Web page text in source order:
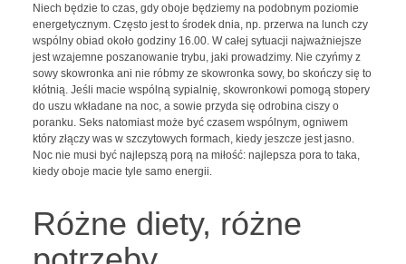
Niech będzie to czas, gdy oboje będziemy na podobnym poziomie
energetycznym. Często jest to środek dnia, np. przerwa na lunch czy
wspólny obiad około godziny 16.00. W całej sytuacji najważniejsze
jest wzajemne poszanowanie trybu, jaki prowadzimy. Nie czyńmy z
sowy skowronka ani nie róbmy ze skowronka sowy, bo skończy się to
kłótnią. Jeśli macie wspólną sypialnię, skowronkowi pomogą stopery
do uszu wkładane na noc, a sowie przyda się odrobina ciszy o
poranku. Seks natomiast może być czasem wspólnym, ogniwem
który złączy was w szczytowych formach, kiedy jeszcze jest jasno.
Noc nie musi być najlepszą porą na miłość: najlepsza pora to taka,
kiedy oboje macie tyle samo energii.
Różne diety, różne